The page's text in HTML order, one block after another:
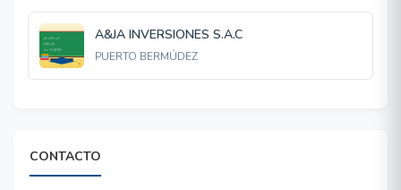
A&JA INVERSIONES S.A.C
PUERTO BERMÚDEZ
CONTACTO